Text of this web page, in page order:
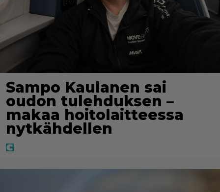
Sampo Kaulanen sai
oudon tulehduksen –
makaa hoitolaitteessa
nytkähdellen